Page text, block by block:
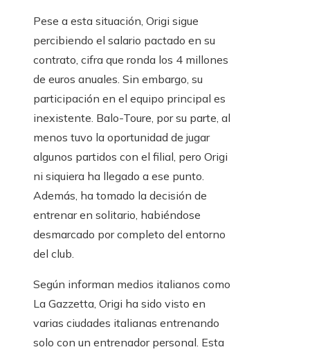
Pese a esta situación, Origi sigue
percibiendo el salario pactado en su
contrato, cifra que ronda los 4 millones
de euros anuales. Sin embargo, su
participación en el equipo principal es
inexistente. Balo-Toure, por su parte, al
menos tuvo la oportunidad de jugar
algunos partidos con el filial, pero Origi
ni siquiera ha llegado a ese punto.
Además, ha tomado la decisión de
entrenar en solitario, habiéndose
desmarcado por completo del entorno
del club.
Según informan medios italianos como
La Gazzetta, Origi ha sido visto en
varias ciudades italianas entrenando
solo con un entrenador personal. Esta